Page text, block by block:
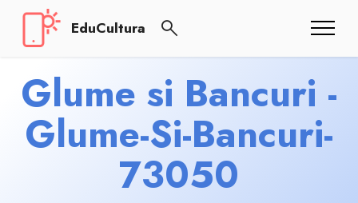
EduCultura
Glume si Bancuri -
Glume-Si-Bancuri-
73050